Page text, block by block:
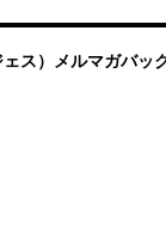
ス）メルマガバッ